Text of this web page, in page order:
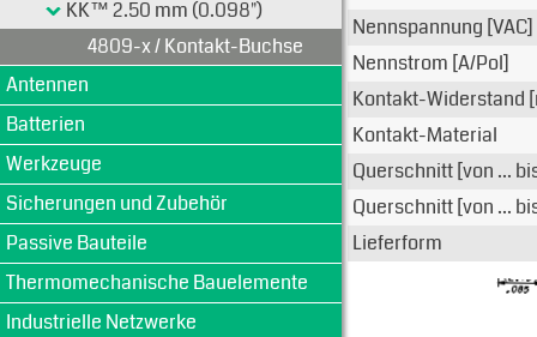
KK™ 2.50 mm (0.098")
4809-x / Kontakt-Buchse
Antennen
Batterien
Werkzeuge
Sicherungen und Zubehör
Passive Bauteile
Thermomechanische Bauelemente
Industrielle Netzwerke
Nennspannung [VAC]
Nennstrom [A/Pol]
Kontakt-Widerstand
Kontakt-Material
Querschnitt [von ...
Querschnitt [von ...
Lieferform